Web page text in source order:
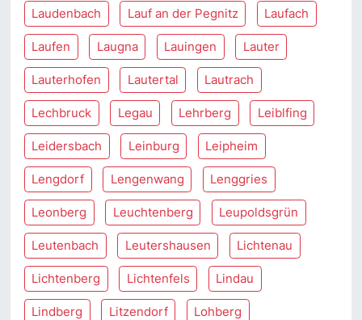
Laudenbach Lauf an der Pegnitz Laufach
Laufen Laugna Lauingen Lauter
Lauterhofen Lautertal Lautrach
Lechbruck Legau Lehrberg Leiblfing
Leidersbach Leinburg Leipheim
Lengdorf Lengenwang Lenggries
Leonberg Leuchtenberg Leupoldsgrün
Leutenbach Leutershausen Lichtenau
Lichtenberg Lichtenfels Lindau
Lindberg Litzendorf Lohberg